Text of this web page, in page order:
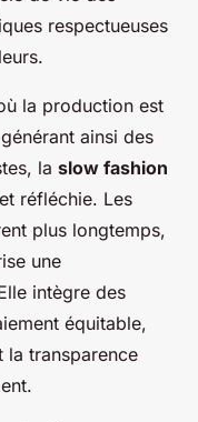
respectueuses
la production est
ainsi des
la slow fashion
réfléchie. Les
plus longtemps,
une
intègre des
équitable,
la transparence